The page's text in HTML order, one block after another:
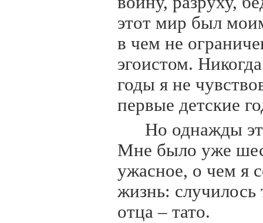
этот мир был
в чем не
эгоистом.
годы я не
первые детские
Но однажды
Мне было уже
ужасное, о чем я
жизнь: случилось
отца – тато.